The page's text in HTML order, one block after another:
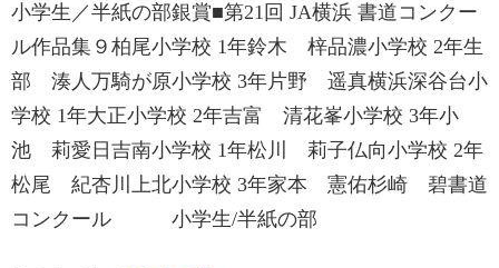
小学生／半紙の部銀賞■第21回 JA横浜 書道コンクー
ル作品集９柏尾小学校 1年鈴木 梓品濃小学校 2年生
部 湊人万騎が原小学校 3年片野 遥真横浜深谷台小
学校 1年大正小学校 2年吉富 清花峯小学校 3年小
池 莉愛日吉南小学校 1年松川 莉子仏向小学校 2年
松尾 紀杏川上北小学校 3年家本 憲佑杉崎 碧書道
コンクール 小学生/半紙の部